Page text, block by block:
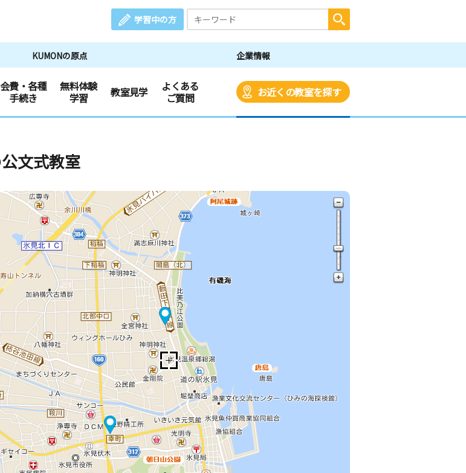
学習中の方
KUMONの原点 企業情報
会費・各種
手続き
無料体験
学習
教室見学
よくある
ご質問
お近くの教室を探す
文式教室